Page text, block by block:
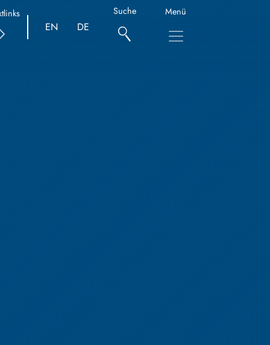
EN DE
Suche Menü